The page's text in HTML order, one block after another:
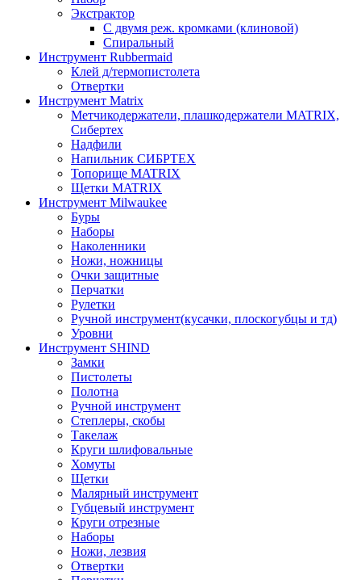
Экстрактор
С двумя реж. кромками (клиновой)
Спиральный
Инструмент Rubbermaid
Клей д/термопистолета
Отвертки
Инструмент Matrix
Метчикодержатели, плашкодержатели MATRIX,
Сибертех
Надфили
Напильник СИБРТЕХ
Топорище MATRIX
Щетки MATRIX
Инструмент Milwaukee
Буры
Наборы
Наколенники
Ножи, ножницы
Очки защитные
Перчатки
Рулетки
Ручной инструмент(кусачки, плоскогубцы и тд)
Уровни
Инструмент SHIND
Замки
Пистолеты
Полотна
Ручной инструмент
Степлеры, скобы
Такелаж
Круги шлифовальные
Хомуты
Щетки
Малярный инструмент
Губцевый инструмент
Круги отрезные
Наборы
Ножи, лезвия
Отвертки